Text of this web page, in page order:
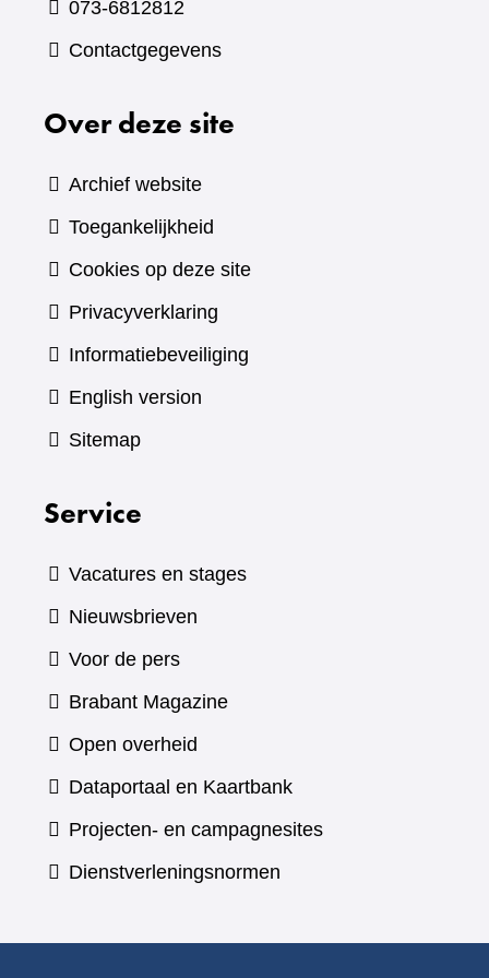
073-6812812
Contactgegevens
Over deze site
Archief website
Toegankelijkheid
Cookies op deze site
Privacyverklaring
Informatiebeveiliging
English version
Sitemap
Service
Vacatures en stages
Nieuwsbrieven
Voor de pers
Brabant Magazine(verwijst
andere
website)
Open overheid
Dataportaal en Kaartbank(verwijst
naar
Projecten- en campagnesites
Dienstverleningsnormen